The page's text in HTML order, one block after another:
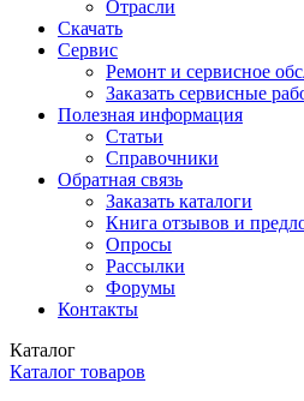
Отрасли
Скачать
Сервис
Ремонт и сервисное
Заказать сервисные
Полезная информация
Статьи
Справочники
Обратная связь
Заказать каталоги
Книга отзывов и
Опросы
Рассылки
Форумы
Контакты
Каталог
Каталог товаров